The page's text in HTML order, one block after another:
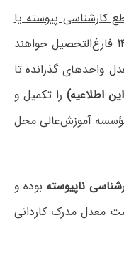
کارشناسی پیوسته یا
فارغ‌التحصیل خواهند
واحدهای گذرانده تا
را تکمیل و
مؤسسه آموزش‌عالی محل
ناپیوسته بوده و
معدل مدرک کاردانی